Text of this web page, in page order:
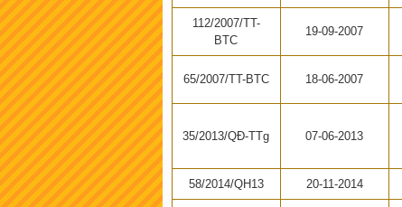
112/2007/TT-
BTC
19-09-2007
65/2007/TT-BTC 18-06-2007
35/2013/QĐ-TTg 07-06-2013
58/2014/QH13 20-11-2014